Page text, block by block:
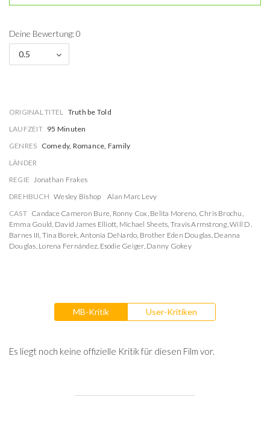
Deine Bewertung: 0
0.5
ORIGINAL TITEL Truth be Told
LAUFZEIT 95 Minuten
GENRES Comedy, Romance, Family
LÄNDER
REGIE Jonathan Frakes
DREHBUCH Wesley Bishop
Alan Marc Levy
CAST Candace Cameron Bure, Ronny Cox, Belita Moreno, Chris Brochu,
Emma Gould, David James Elliott, Michael Sheets, Travis Armstrong,Will D.
Barnes III, Tina Borek, Antonia DeNardo, Brother Eden Douglas, Deanna
Douglas, Lorena Fernández, Esodie Geiger, Danny Gokey
MB-Kritik User-Kritiken
Es liegt noch keine offizielle Kritik für diesen Film vor.